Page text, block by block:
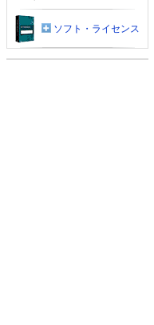
ソフト・ライセンス